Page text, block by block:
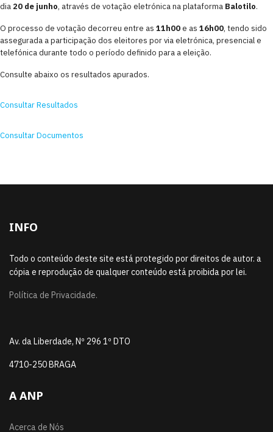
dia 20 de junho, através de votação eletrónica na plataforma Balotilo.
O processo de votação decorreu entre as 11h00e as 16h00, tendo sido
assegurada a participação dos eleitores por via eletrónica, presencial e
telefónica durante todo o período definido para a eleição.
Consulte abaixo os resultados apurados.
Consultar Resultados
Consultar Documentos
INFO
Todo o conteúdo deste site está protegido por direitos de autor. a
cópia e reprodução de qualquer conteúdo está proibida por lei.
Política de Privacidade.
Av. da Liberdade, Nº 296 1º DTO
4710-250 BRAGA
A ANP
Acerca de Nós